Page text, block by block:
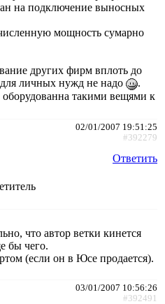
на подключение выносных
мощность сумарно
других фирм вплоть до
для личных нужд не надо
.
такими вещями к
02/01/2007 19:51:25
#392279
Ответить
что автор ветки кинется
бы чего.
(если он в Юсе продается).
03/01/2007 10:56:26
#392491